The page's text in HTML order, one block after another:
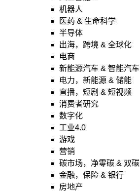
机器人
医药 & 生命科学
半导体
出海，跨境 & 全球化
电商
新能源汽车 & 智能汽车
电力，新能源 & 储能
直播，短剧 & 短视频
消费者研究
数字化
工业4.0
游戏
营销
碳市场，净零碳 & 双碳
金融，保险 & 银行
房地产